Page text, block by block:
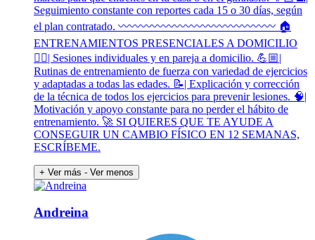
Seguimiento constante con reportes cada 15 o 30 días, según
el plan contratado. 〰️〰️〰️〰️〰️〰️〰️〰️〰️〰️〰️〰️〰️〰️ 🏠
ENTRENAMIENTOS PRESENCIALES A DOMICILIO
🏋🏻| Sesiones individuales y en pareja a domicilio. 💪🏼|
Rutinas de entrenamiento de fuerza con variedad de ejercicios
y adaptadas a todas las edades. 📝| Explicación y corrección
de la técnica de todos los ejercicios para prevenir lesiones. 🧠|
Motivación y apoyo constante para no perder el hábito de
entrenamiento. 🚀 SI QUIERES QUE TE AYUDE A
CONSEGUIR UN CAMBIO FÍSICO EN 12 SEMANAS,
ESCRÍBEME.
+ Ver más - Ver menos
Andreina